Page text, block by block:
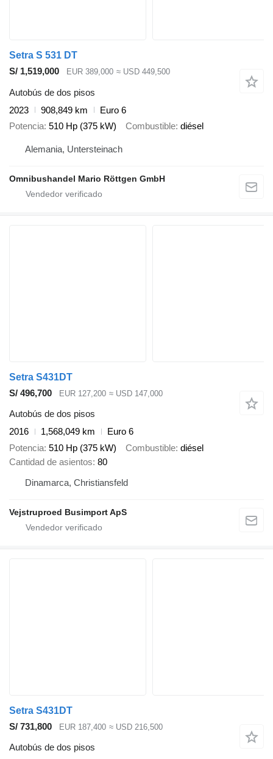
Setra S 531 DT
S/ 1,519,000
EUR 389,000 ≈ USD 449,500
Autobús de dos pisos
2023
908,849 km
Euro 6
Potencia 510 Hp (375 kW) Combustible diésel
Alemania, Untersteinach
Omnibushandel Mario Röttgen GmbH
Setra S431DT
S/ 496,700
EUR 127,200 ≈ USD 147,000
Autobús de dos pisos
2016
1,568,049 km
Euro 6
Potencia 510 Hp (375 kW) Combustible diésel
Cantidad de asientos 80
Dinamarca, Christiansfeld
Vejstruproed Busimport ApS
Setra S431DT
S/ 731,800
EUR 187,400 ≈ USD 216,500
Autobús de dos pisos